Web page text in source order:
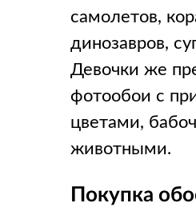
самолетов,
динозавров,
Девочки же
фотообои с
цветами,
животными.
Покупка